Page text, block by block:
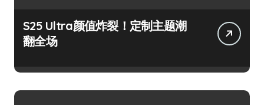
S25 Ultra颜值炸裂！定制主题潮
翻全场